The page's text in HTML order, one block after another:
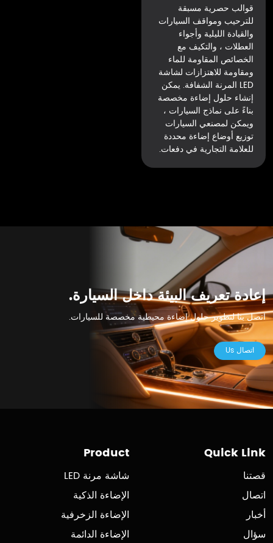
قوالب حصرية مسبقة
للترحيب ومواقف السيارات
والقيادة الليلية وأجواء
العطلات ، والتكيف مع
الخصائص المقاومة للماء
ومقاومة للاهتزازات لشاشة
LED المرنة الشفافة. يمكن
إنشاء حلول إضاءة مخصصة
بناءً على نماذج السيارات ،
ويمكن لمصنعي السيارات
توزيع أوضاع إضاءة محددة
للعلامة التجارية في دفعات.
إعادة تعريف البيئة داخل السيارة.
اتصل بنا لتطوير حلول إضاءة محيطية مخصصة للسيارات.
اتصال Us
Quick Link
قصتنا
اتصال
أخبار
سؤال
Product
شاشة مرنة LED
الإضاءة الذكية
الإضاءة الزخرفية
الإضاءة الدائمة